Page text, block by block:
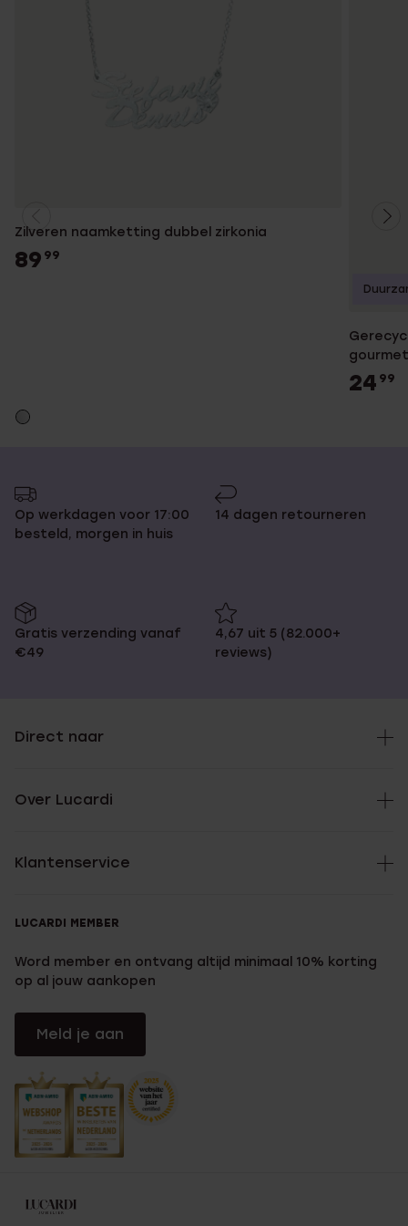
Zilveren naamketting dubbel zirkonia
89 99
24 99
Op werkdagen voor 17:00
besteld, morgen in huis
14 dagen retourneren
Gratis verzending vanaf
€49
4,67 uit 5 (82.000+
reviews)
Direct naar
Over Lucardi
Klantenservice
LUCARDI MEMBER
Word member en ontvang altijd minimaal 10% korting
op al jouw aankopen
Meld je aan